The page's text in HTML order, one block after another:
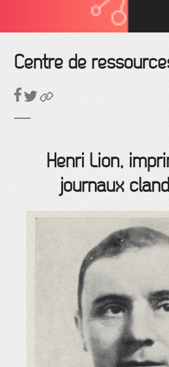
Centre de
Henri Lion,
journaux